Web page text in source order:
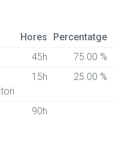
Hores Percentatge
45h
75.00 %
15h 25.00 %
90h